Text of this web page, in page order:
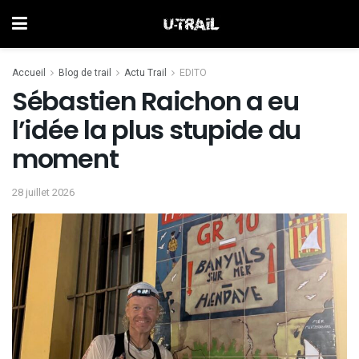
Accueil Blog de trail Actu Trail EDITO
Sébastien Raichon a eu
l’idée la plus stupide du
moment
28 juillet 2026